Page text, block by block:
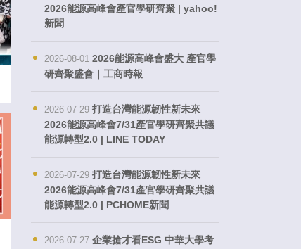
2026能源高峰會產官學研齊聚 | yahoo!
新聞
2026-08-012026能源高峰會盛大 產官學
研齊聚盛會｜工商時報
2026-07-29打造台灣能源韌性新未來
2026能源高峰會7/31產官學研齊聚共議
能源轉型2.0 | LINE TODAY
2026-07-29打造台灣能源韌性新未來
2026能源高峰會7/31產官學研齊聚共議
能源轉型2.0 | PCHOME新聞
2026-07-27企業搶才看ESG 中華大學考